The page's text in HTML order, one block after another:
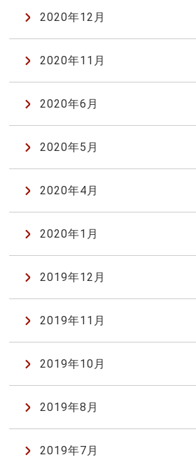
2020年12月
2020年11月
2020年6月
2020年5月
2020年4月
2020年1月
2019年12月
2019年11月
2019年10月
2019年8月
2019年7月